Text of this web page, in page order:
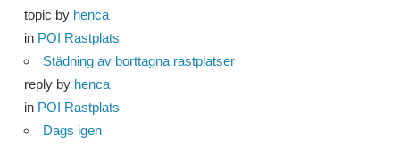
topic by henca
in POI Rastplats
Städning av borttagna rastplatser
reply by henca
in POI Rastplats
Dags igen